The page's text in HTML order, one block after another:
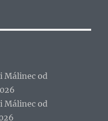
Málinec od
Málinec od